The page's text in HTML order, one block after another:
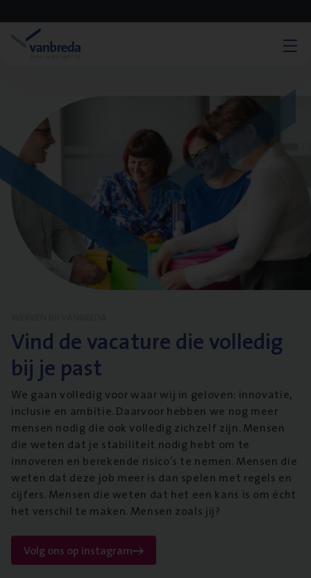
Vind de vacature die volledig
bij je past
We gaan volledig voor waar wij in geloven: innovatie,
inclusie en ambitie. Daarvoor hebben we nog meer
mensen nodig die ook volledig zichzelf zijn. Mensen
die weten dat je stabiliteit nodig hebt om te
innoveren en berekende risico’s te nemen. Mensen die
weten dat deze job meer is dan spelen met regels en
cijfers. Mensen die weten dat het een kans is om écht
het verschil te maken. Mensen zoals jij?
Volg ons op instagram